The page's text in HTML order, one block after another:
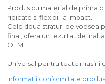
Produs cu material de prima
ridicate si flexibil la impact.
Cele doua straturi de vopsea
final, ofera un rezultat de
OEM.
Universal pentru toate
Informatii conformitate produs